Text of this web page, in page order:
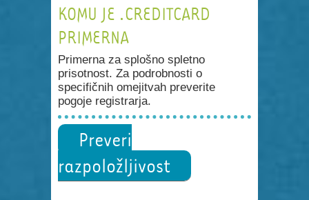
KOMU JE .CREDITCARD
PRIMERNA
Primerna za splošno spletno
prisotnost. Za podrobnosti o
specifičnih omejitvah preverite
pogoje registrarja.
Preveri
razpoložljivost